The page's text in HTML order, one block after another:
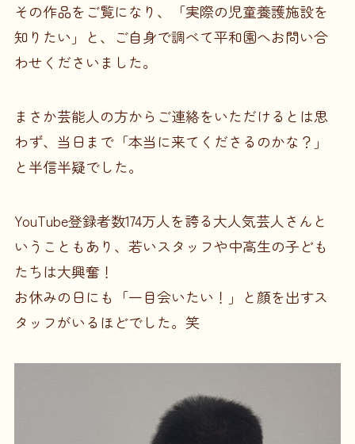
その作品をご覧になり、「実際の児童養護施設を
知りたい」と、ご自身で調べて平和園へお問い合
わせくださいました。
まさか芸能人の方からご連絡をいただけるとは思
わず、当日まで「本当に来てくださるのかな？」
と半信半疑でした。
YouTube登録者数174万人を誇る大人気芸人さんと
いうこともあり、若いスタッフや中高生の子ども
たちは大興奮！
お休みの日にも「一目会いたい！」と顔を出すス
タッフがいるほどでした。笑